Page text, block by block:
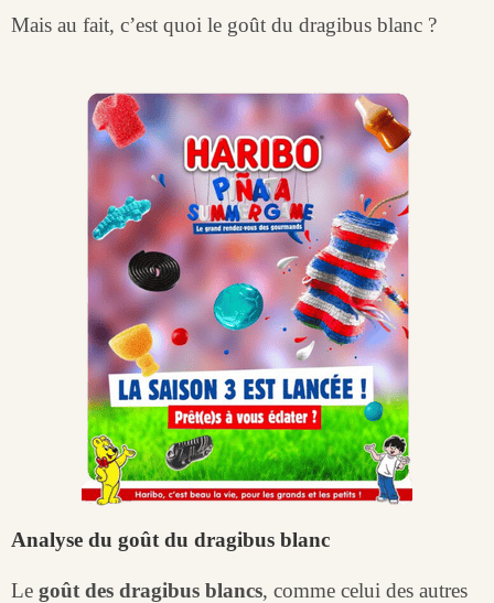
Mais au fait, c’est quoi le goût du dragibus blanc ?
Analyse du goût du dragibus blanc
Le goût des dragibus blancs, comme celui des autres